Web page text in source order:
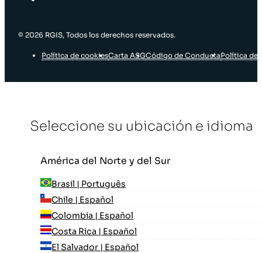
© 2026 RGIS, Todos los derechos reservados.
Política de cookiesCarta ASGCódigo de ConductaPolítica de
Seleccione su ubicación e idioma
América del Norte y del Sur
Brasil | Português
Chile | Español
Colombia | Español
Costa Rica | Español
El Salvador | Español